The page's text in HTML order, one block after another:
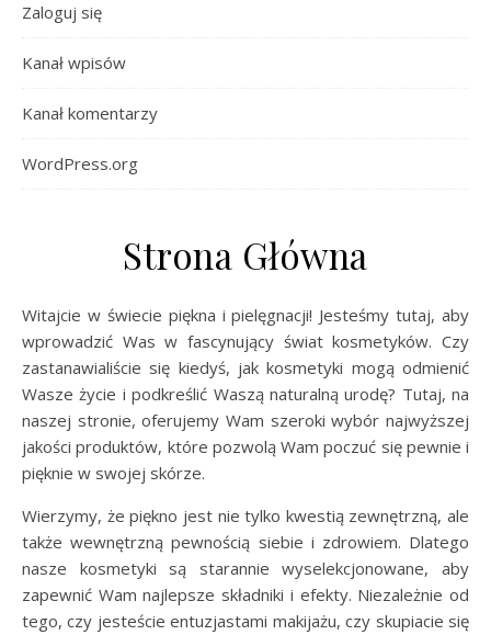
Zaloguj się
Kanał wpisów
Kanał komentarzy
WordPress.org
Strona Główna
Witajcie w świecie piękna i pielęgnacji! Jesteśmy tutaj, aby
wprowadzić Was w fascynujący świat kosmetyków. Czy
zastanawialiście się kiedyś, jak kosmetyki mogą odmienić
Wasze życie i podkreślić Waszą naturalną urodę? Tutaj, na
naszej stronie, oferujemy Wam szeroki wybór najwyższej
jakości produktów, które pozwolą Wam poczuć się pewnie i
pięknie w swojej skórze.
Wierzymy, że piękno jest nie tylko kwestią zewnętrzną, ale
także wewnętrzną pewnością siebie i zdrowiem. Dlatego
nasze kosmetyki są starannie wyselekcjonowane, aby
zapewnić Wam najlepsze składniki i efekty. Niezależnie od
tego, czy jesteście entuzjastami makijażu, czy skupiacie się